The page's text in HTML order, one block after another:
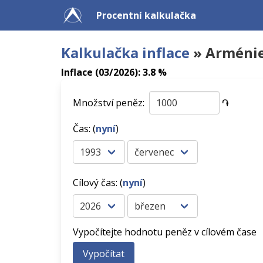
Procentní kalkulačka
Kalkulačka inflace »
Inflace (03/2026): 3.8 %
Množství peněz:
֏
Čas: (nyní)
Cílový čas: (nyní)
Vypočítejte hodnotu peněz v cílovém čase